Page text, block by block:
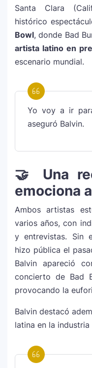
7
¿Cristian
Kühne? El
amorosa y
estar solo”
8
antes de
Maluma se
homenaje a
Carín León y
en una
11
Justin
2026: el
historia del
Farándula
logra su
Santa Clara
histórico
Bowl, donde Bad
artista latino en
escenario mundial.
Yo voy a ir
aseguró Balvin.
🤝 Una
emociona
Ambos artistas
varios años, con
y entrevistas. Sin
hizo pública el
Balvin apareció
concierto de Bad
provocando la
Balvin destacó
latina en la